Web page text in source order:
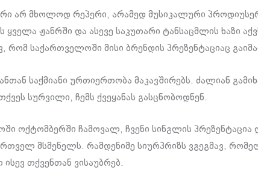
არ მხოლოდ რეპერი, არამედ მუსიკალური
ყველა ჟანრში და ასევე საკუთარი ტანსაცმლის ხაზი
რომ საქართველოში მისი ბრენდის პრეზენტაციაც
საქმიანი ურთიერთობა მაკავშირებს. ძალიან
სურვილი, ჩემს ქვეყანას გასცნობოდნენ.
ოქტომბერში ჩამოვალ, ჩვენი სინგლის პრეზენტაცია
მსმენელს. რამდენიმე სიურპრიზს ვგეგმავ,
ისევ თქვენთან ვისაუბრებ.